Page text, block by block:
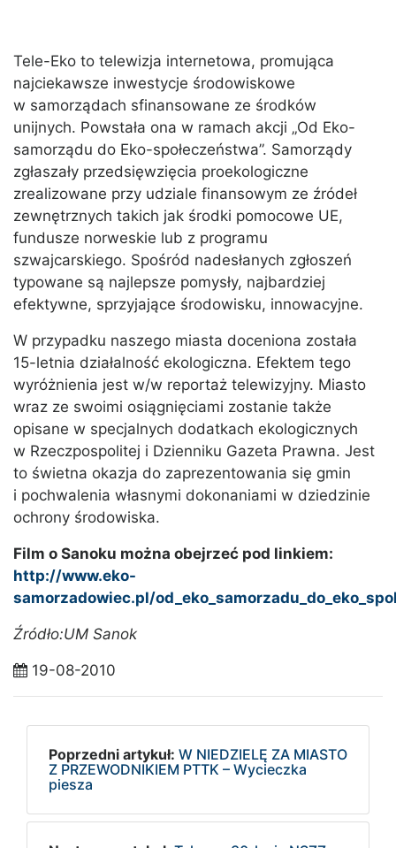
Tele-Eko to telewizja internetowa, promująca
najciekawsze inwestycje środowiskowe
w samorządach sfinansowane ze środków
unijnych. Powstała ona w ramach akcji „Od Eko-
samorządu do Eko-społeczeństwa”. Samorządy
zgłaszały przedsięwzięcia proekologiczne
zrealizowane przy udziale finansowym ze źródeł
zewnętrznych takich jak środki pomocowe UE,
fundusze norweskie lub z programu
szwajcarskiego. Spośród nadesłanych zgłoszeń
typowane są najlepsze pomysły, najbardziej
efektywne, sprzyjające środowisku, innowacyjne.
W przypadku naszego miasta doceniona została
15-letnia działalność ekologiczna. Efektem tego
wyróżnienia jest w/w reportaż telewizyjny. Miasto
wraz ze swoimi osiągnięciami zostanie także
opisane w specjalnych dodatkach ekologicznych
w Rzeczpospolitej i Dzienniku Gazeta Prawna. Jest
to świetna okazja do zaprezentowania się gmin
i pochwalenia własnymi dokonaniami w dziedzinie
ochrony środowiska.
Film o Sanoku można obejrzeć pod linkiem:
http://www.eko-
samorzadowiec.pl/
Źródło:UM Sanok
19-08-2010
Poprzedni artykuł: W NIEDZIELĘ ZA MIASTO
Z PRZEWODNIKIEM PTTK – Wycieczka
piesza